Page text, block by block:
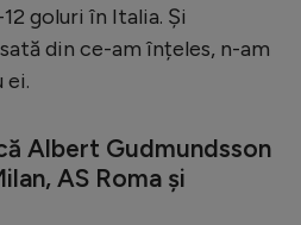
goluri în Italia. Și
din ce-am înțeles, n-am
ei.
Albert Gudmundsson
AS Roma și